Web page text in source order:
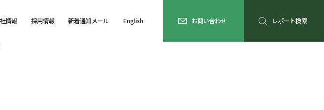
情報 採用情報 新着通知メール English お問い合わせ レポート検索